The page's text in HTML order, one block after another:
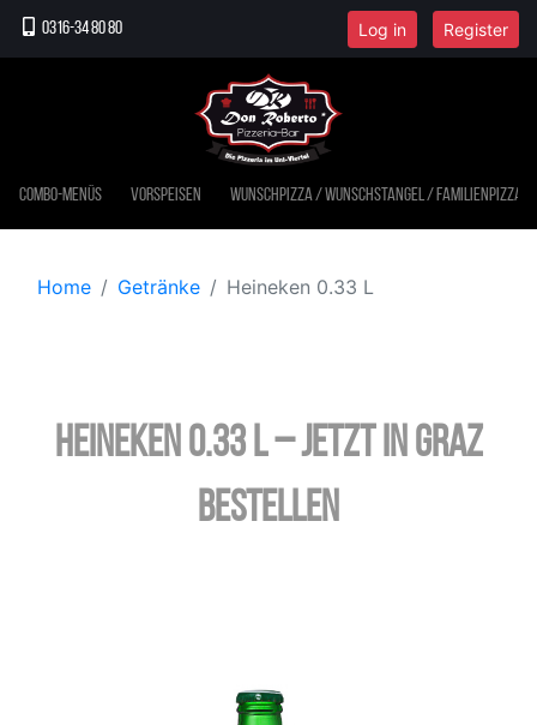
0316-34 80 80 Log in Register
Combo-Menüs Vorspeisen Wunschpizza / Wunschstangel / Familienpizza
Home Getränke Heineken 0.33 L
Heineken 0.33 L – jetzt in Graz
bestellen